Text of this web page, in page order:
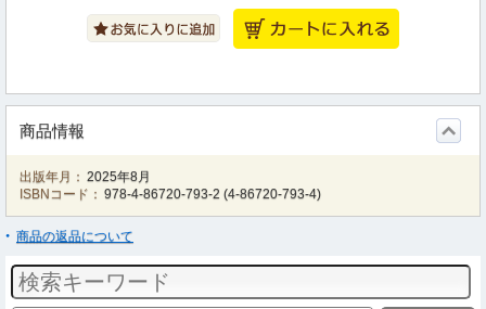
商品情報
出版年月： 2025年8月
ISBNコード： 978-4-86720-793-2 (4-86720-793-4)
商品の返品について